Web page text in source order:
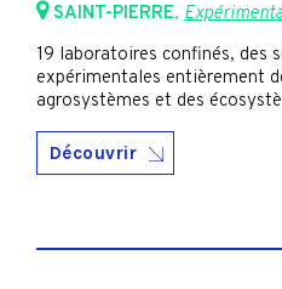
SAINT-PIERRE,
19 laboratoires confinés, des
expérimentales entièrement
agrosystèmes et des
Découvrir